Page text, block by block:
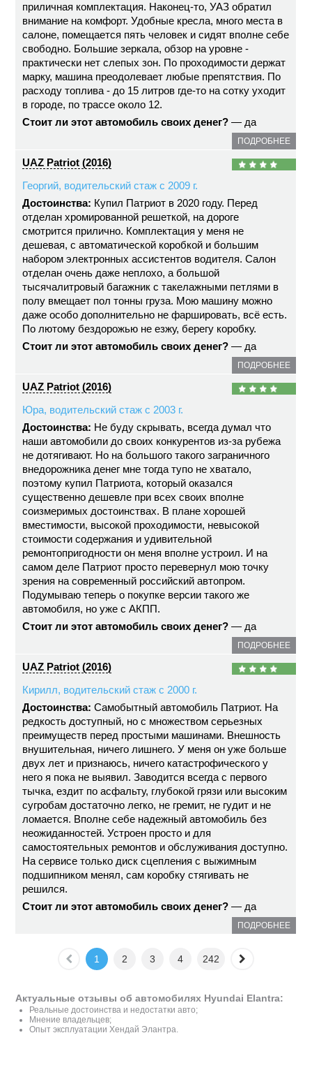
приличная комплектация. Наконец-то, УАЗ обратил
внимание на комфорт. Удобные кресла, много места в
салоне, помещается пять человек и сидят вполне себе
свободно. Большие зеркала, обзор на уровне -
практически нет слепых зон. По проходимости держат
марку, машина преодолевает любые препятствия. По
расходу топлива - до 15 литров где-то на сотку уходит
в городе, по трассе около 12.
Стоит ли этот автомобиль своих денег? — да
ПОДРОБНЕЕ
UAZ Patriot (2016)
Георгий, водительский стаж с 2009 г.
Достоинства: Купил Патриот в 2020 году. Перед
отделан хромированной решеткой, на дороге
смотрится прилично. Комплектация у меня не
дешевая, с автоматической коробкой и большим
набором электронных ассистентов водителя. Салон
отделан очень даже неплохо, а большой
тысячалитровый багажник с такелажными петлями в
полу вмещает пол тонны груза. Мою машину можно
даже особо дополнительно не фаршировать, всё есть.
По лютому бездорожью не езжу, берегу коробку.
Стоит ли этот автомобиль своих денег? — да
ПОДРОБНЕЕ
UAZ Patriot (2016)
Юра, водительский стаж с 2003 г.
Достоинства: Не буду скрывать, всегда думал что
наши автомобили до своих конкурентов из-за рубежа
не дотягивают. Но на большого такого заграничного
внедорожника денег мне тогда тупо не хватало,
поэтому купил Патриота, который оказался
существенно дешевле при всех своих вполне
соизмеримых достоинствах. В плане хорошей
вместимости, высокой проходимости, невысокой
стоимости содержания и удивительной
ремонтопригодности он меня вполне устроил. И на
самом деле Патриот просто перевернул мою точку
зрения на современный российский автопром.
Подумываю теперь о покупке версии такого же
автомобиля, но уже с АКПП.
Стоит ли этот автомобиль своих денег? — да
ПОДРОБНЕЕ
UAZ Patriot (2016)
Кирилл, водительский стаж с 2000 г.
Достоинства: Самобытный автомобиль Патриот. На
редкость доступный, но с множеством серьезных
преимуществ перед простыми машинами. Внешность
внушительная, ничего лишнего. У меня он уже больше
двух лет и признаюсь, ничего катастрофического у
него я пока не выявил. Заводится всегда с первого
тычка, ездит по асфальту, глубокой грязи или высоким
сугробам достаточно легко, не гремит, не гудит и не
ломается. Вполне себе надежный автомобиль без
неожиданностей. Устроен просто и для
самостоятельных ремонтов и обслуживания доступно.
На сервисе только диск сцепления с выжимным
подшипником менял, сам коробку стягивать не
решился.
Стоит ли этот автомобиль своих денег? — да
ПОДРОБНЕЕ
1 2 3 4 242
Актуальные отзывы об автомобилях Hyundai Elantra:
Реальные достоинства и недостатки авто;
Мнение владельцев;
Опыт эксплуатации Хендай Элантра.